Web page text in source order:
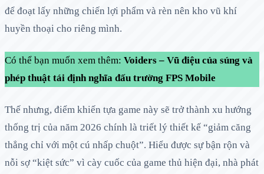
để đoạt lấy những chiến lợi phẩm và rèn nên kho vũ khí
huyền thoại cho riêng mình.
Có thể bạn muốn xem thêm: Voiders – Vũ điệu của súng và
phép thuật tái định nghĩa đấu trường FPS Mobile
Thế nhưng, điểm khiến tựa game này sẽ trở thành xu hướng
thống trị của năm 2026 chính là triết lý thiết kế “giảm căng
thẳng chỉ với một cú nhấp chuột”. Hiểu được sự bận rộn và
nỗi sợ “kiệt sức” vì cày cuốc của game thủ hiện đại, nhà phát